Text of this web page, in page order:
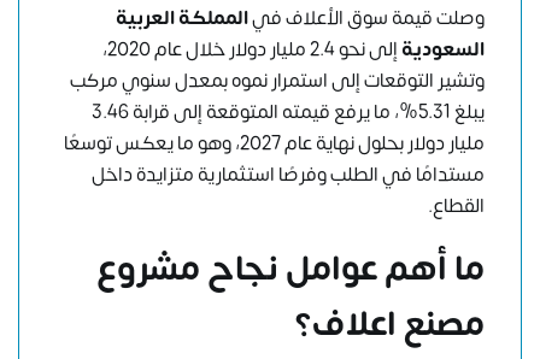
وصلت قيمة سوق الأعلاف فيالمملكة العربية
السعودية
إلى نحو 2.4 مليار دولار خلال عام 2020،
وتشير التوقعات إلى استمرار نموه بمعدل سنوي مركب
يبلغ 5.31%، ما يرفع قيمته المتوقعة إلى قرابة 3.46
مليار دولار بحلول نهاية عام 2027، وهو ما يعكس توسعًا
مستدامًا في الطلب وفرصًا استثمارية متزايدة داخل
القطاع.
ما أهم عوامل نجاح مشروع
مصنع اعلاف؟